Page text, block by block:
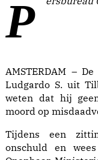
AMSTERDAM –
Ludgardo S. uit
weten dat hij
moord op
Tijdens een
onschuld en